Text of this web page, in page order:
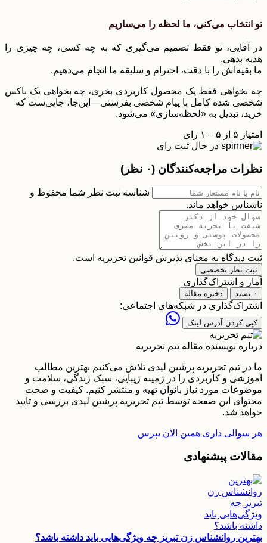
تو انتخاب می‌کنی، ما لحظه را می‌سازیم
در آقایی، تو فقط تصمیم می‌گیری که به چه کسی، چه چیزی را
هدیه بدهی.
ما بقیه‌اش را با دقت، احترام و سلیقه ما انجام می‌دهیم.
چه بخواهی فقط یک محصول کاربردی بخری، چه بخواهی یک باکس
شخصی شده کامل با پیام شخصی بفرستی—این‌جا، جایی‌ست که
خرید، تبدیل به «لحظه‌سازی» می‌شود.
امتیاز ۵ از ۵ – ۱ رای
در حال ثبت رای
نظرات مراجعه‌کنندگان (۰ نظر)
شناسه ثبت نظر شما محفوظ و
ناشناس خواهد ماند.
ثبت دیدگاه به معنای پذیرش قوانین تحریریه است.
ثبت نظر تخصصی
آمار و اشتراک‌گذاری
۰ پسند ذخیره مقاله
اشتراک‌گذاری در شبکه‌های اجتماعی:
کپی کردن آدرس لینک
درباره نویسنده مقاله تیم تحریریه
ما در تیم تحریریه پرشین لیدی تلاش می‌کنیم بهترین مطالب
آموزشی و کاربردی را در زمینه زیبایی، سبک زندگی، سلامت و
موضوعات مورد نیاز بانوان تهیه و منتشر کنیم. کیفیت و صحت
محتوای این صفحه توسط تیم تحریریه پرشین لیدی بررسی و تایید
خواهد شد.
هر سوالی داری همین الان بپرس
مقالات پیشنهادی
بهترین روانشناس زن تبریز چه ویژگی‌هایی باید داشته باشد؟